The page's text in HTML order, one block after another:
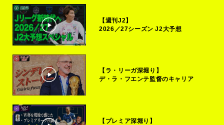
【週刊J2】
2026／27シーズン J2大予想
【ラ・リーガ深堀り】
デ・ラ・フエンテ監督のキャリア
【プレミア深堀り】